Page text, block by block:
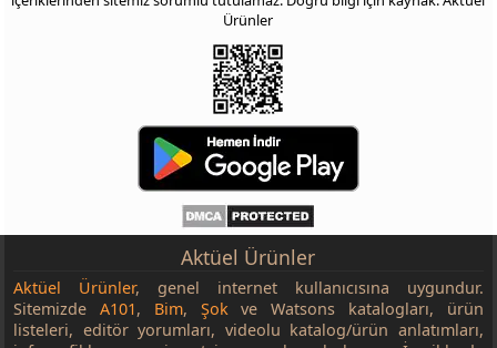
Ürünler
Aktüel Ürünler
Aktüel Ürünler, genel internet kullanıcısına uygundur.
SitemizdeA101, Bim, Şokve Watsons katalogları, ürün
listeleri, editör yorumları, videolu katalog/ürün anlatımları,